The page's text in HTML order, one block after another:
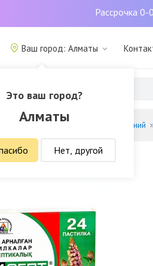
Рассрочка 0-
Ваш город: Алматы
Это ваш город?
Алматы
Нет, другой
средства Лечение лор заболеваний